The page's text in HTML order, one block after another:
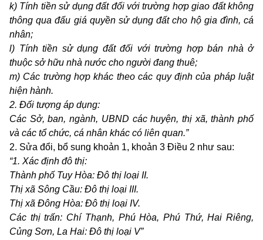
k) Tính tiền sử dụng đất đối với trường hợp giao đất không
thông qua đấu giá quyền sử dụng đất cho hộ gia đình, cá
nhân;
l) Tính tiền sử dụng đất đối với trường hợp bán nhà ở
thuộc sở hữu nhà nước cho người đang thuê;
m) Các trường hợp khác theo các quy định của pháp luật
hiện hành.
2. Đối tượng áp dụng:
Các Sở, ban, ngành, UBND các huyện, thị xã, thành phố
và các tổ chức, cá nhân khác có liên quan.”
2. Sửa đổi, bổ sung khoản 1, khoản 3 Điều 2 như sau:
“1. Xác định đô thị:
Thành phố Tuy Hòa: Đô thị loại II.
Thị xã Sông Cầu: Đô thị loại III.
Thị xã Đông Hòa: Đô thị loại IV.
Các thị trấn: Chí Thạnh, Phú Hòa, Phú Thứ, Hai Riêng,
Củng Sơn, La Hai: Đô thị loại V”